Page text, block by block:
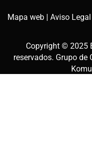
Mapa web | Aviso Legal
Copyright © 2025
reservados. Grupo de